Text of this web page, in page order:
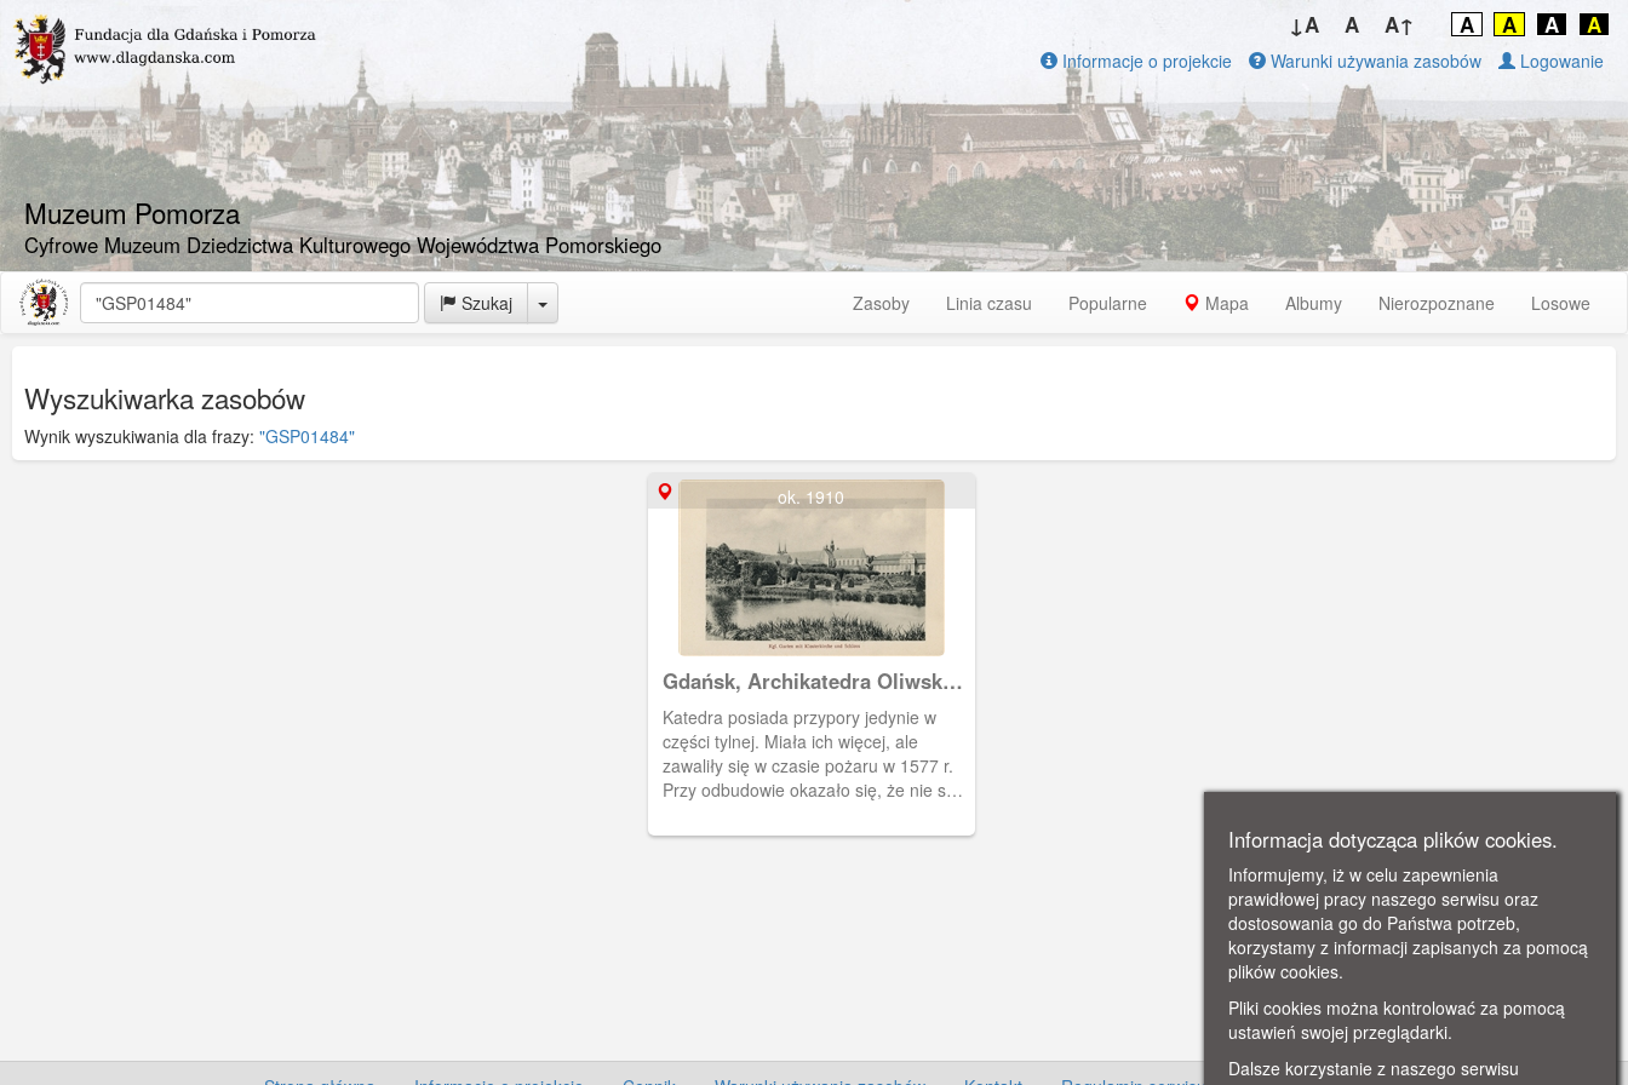
Muzeum Pomorza
Cyfrowe Muzeum Dziedzictwa Kulturowego Województwa Pomorskiego
↓A A A↑ A A A A
Informacje o projekcie Warunki używania zasobów Logowanie
Szukaj Toggle Dropdown Zasoby Linia czasu Popularne Mapa Albumy Nierozpoznane Losowe
Wyszukiwarka zasobów
Wynik wyszukiwania dla frazy: "GSP01484"
ok. 1910
Gdańsk, Archikatedra Oliwska i
Pałac Opatów.
Katedra posiada przypory jedynie w
części tylnej. Miała ich więcej, ale
zawaliły się w czasie pożaru w 1577 r.
Przy odbudowie okazało się, że nie są
stronie.
Informacja dotycząca plików cookies.
Informujemy, iż w celu zapewnienia
prawidłowej pracy naszego serwisu oraz
dostosowania go do Państwa potrzeb,
korzystamy z informacji zapisanych za pomocą
plików cookies.
Pliki cookies można kontrolować za pomocą
ustawień swojej przeglądarki.
Dalsze korzystanie z naszego serwisu